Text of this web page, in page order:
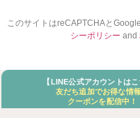
このサイトはreCAPTCHAと
シーポリシー and
【LINE公式アカウントはこ
友だち追加でお得な情
クーポンを配信中！